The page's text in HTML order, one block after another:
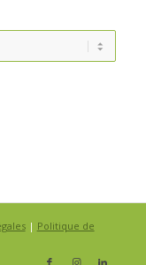
| Politique de